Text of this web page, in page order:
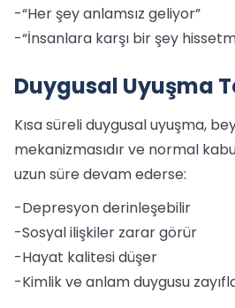
-“Her şey anlamsız geliyor”
-“İnsanlara karşı bir şey
Duygusal Uyuşma
Kısa süreli duygusal uyuşma,
mekanizmasıdır ve normal
uzun süre devam ederse:
-Depresyon derinleşebilir
-Sosyal ilişkiler zarar görür
-Hayat kalitesi düşer
-Kimlik ve anlam duygusu